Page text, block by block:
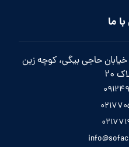
ما
حاجی بیگی، کوچه زین
20